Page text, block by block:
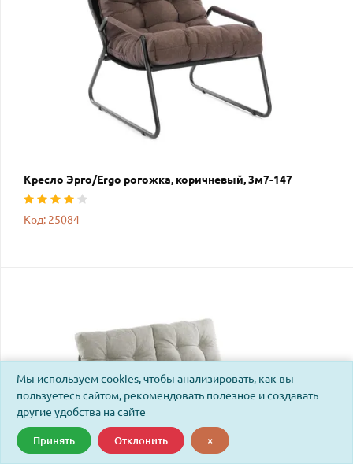
Кресло Эрго/Ergo рогожка, коричневый, 3м7-147
Код: 25084
Мы используем cookies, чтобы анализировать, как вы
пользуетесь сайтом, рекомендовать полезное и создавать
другие удобства на сайте
Принять Отклонить ×